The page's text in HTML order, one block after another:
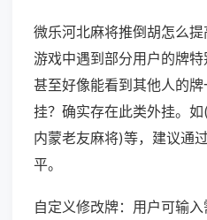
微乐河北麻将推倒胡怎么
游戏中遇到部分用户的牌特
甚至好像能看到其他人的
挂？确实存在此类外挂。
内蒙老友麻将)等，建议通
平。
自定义修改牌：用户可输入